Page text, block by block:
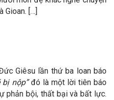
Gioan. […]
Giêsu lần thứ ba loan báo
bị nộp”đó là một lời tiên báo
phản bội, thất bại và bất lực.